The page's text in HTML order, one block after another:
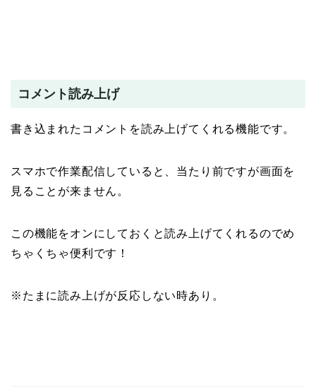
コメント読み上げ
書き込まれたコメントを読み上げてくれる機能です。
スマホで作業配信していると、当たり前ですが画面を
見ることが来ません。
この機能をオンにしておくと読み上げてくれるのでめ
ちゃくちゃ便利です！
※たまに読み上げが反応しない時あり。